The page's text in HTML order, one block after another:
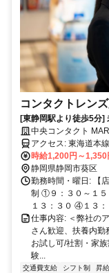
コンタクトレン
[東静岡駅より徒歩5分]
販売経験者優遇、交通
中央コンタクト
アクセス: 東海道本線 東静岡駅より徒歩5分/静岡鉄道 柚木駅・長沼駅
より徒歩5分
時給1,200円～1,350
静岡県静岡市葵区
勤務時間・曜日: 【
制 ①９：３０～１
１３：３０ ④１３
仕事内容: ＜弊社の
さん歓迎、扶養内勤
お試し可/社割・家
験...
交通費支給 シフト制 昇